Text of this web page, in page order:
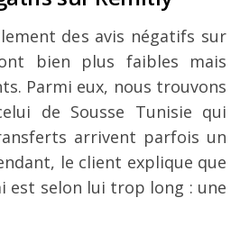
des avis négatifs sur
bien plus faibles mais
Parmi eux, nous trouvons
de Sousse Tunisie qui
arrivent parfois un
le client explique que
est selon lui trop long : une